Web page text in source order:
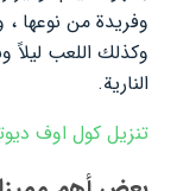
وفريدة من نوعها
وكذلك اللعب ليلاً
النارية.
تنزيل كول اوف ديوتي